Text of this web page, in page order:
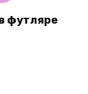
футляре